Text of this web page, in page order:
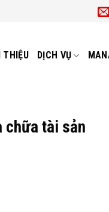
THIỆU DỊCH VỤ
chữa tài sản